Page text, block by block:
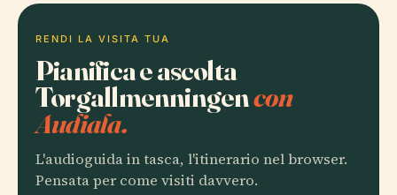
RENDI LA VISITA TUA
Pianifica e ascolta
Torgallmenningencon
Audiala.
L'audioguida in tasca, l'itinerario nel browser.
Pensata per come visiti davvero.